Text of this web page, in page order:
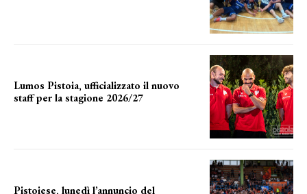
Lumos Pistoia, ufficializzato il nuovo
staff per la stagione 2026/27
Pistoiese, lunedì l’annuncio del